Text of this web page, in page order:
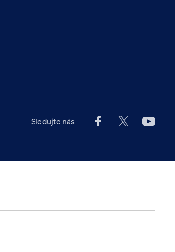
Sledujte nás Facebook účet
X účet